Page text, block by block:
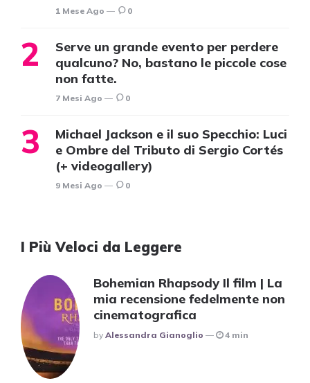
1 Mese Ago 0
Serve un grande evento per perdere
qualcuno? No, bastano le piccole cose
non fatte.
7 Mesi Ago 0
Michael Jackson e il suo Specchio: Luci
e Ombre del Tributo di Sergio Cortés
(+ videogallery)
9 Mesi Ago 0
I Più Veloci da Leggere
Bohemian Rhapsody Il film | La
mia recensione fedelmente non
cinematografica
Posted
By Alessandra Gianoglio 4 min